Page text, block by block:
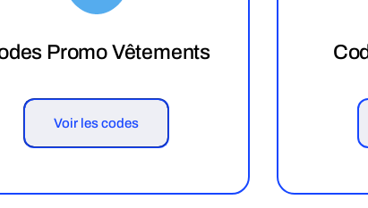
Promo Vêtements
Voir les codes